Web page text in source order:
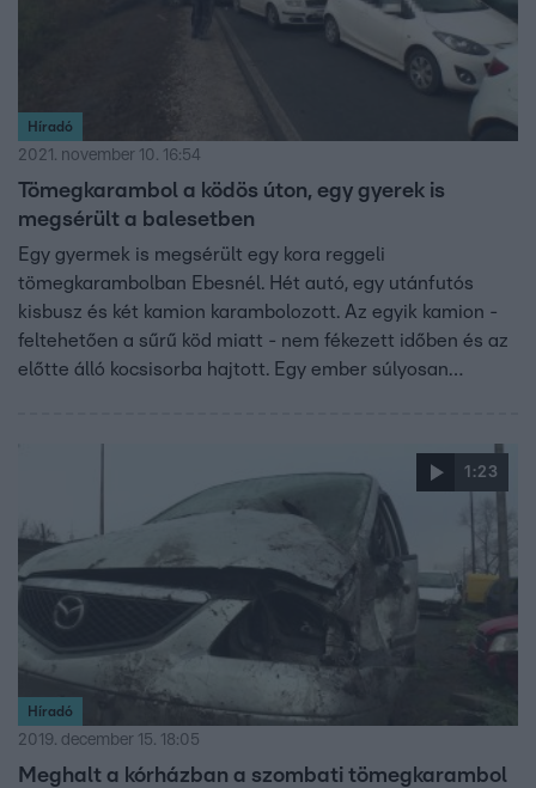
Híradó
2021. november 10. 16:54
Tömegkarambol a ködös úton, egy gyerek is
megsérült a balesetben
Egy gyermek is megsérült egy kora reggeli
tömegkarambolban Ebesnél. Hét autó, egy utánfutós
kisbusz és két kamion karambolozott. Az egyik kamion -
feltehetően a sűrű köd miatt - nem fékezett időben és az
előtte álló kocsisorba hajtott. Egy ember súlyosan
1:23
Híradó
2019. december 15. 18:05
Meghalt a kórházban a szombati tömegkarambol